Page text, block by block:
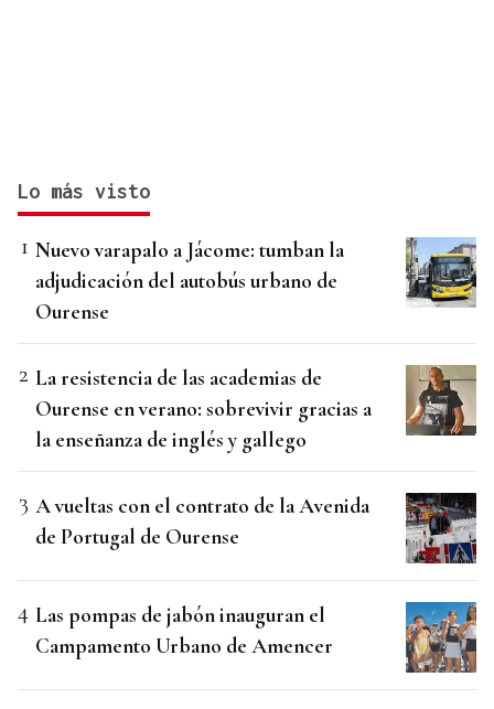
Lo más visto
Nuevo varapalo a Jácome: tumban la
adjudicación del autobús urbano de
Ourense
La resistencia de las academias de
Ourense en verano: sobrevivir gracias a
la enseñanza de inglés y gallego
A vueltas con el contrato de la Avenida
de Portugal de Ourense
Las pompas de jabón inauguran el
Campamento Urbano de Amencer